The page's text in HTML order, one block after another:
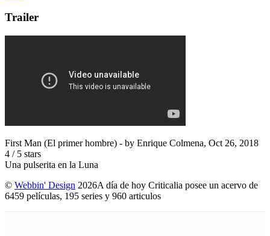
Trailer
First Man (El primer hombre) - by Enrique Colmena, Oct 26, 2018
4 / 5 stars
Una pulserita en la Luna
© Webbin' Design 2026A día de hoy Criticalia posee un acervo de
6459 películas, 195 series y 960 articulos